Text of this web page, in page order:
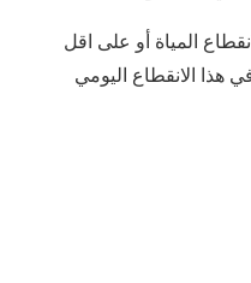
المياة أو على اقل
هذا الانقطاع اليومي